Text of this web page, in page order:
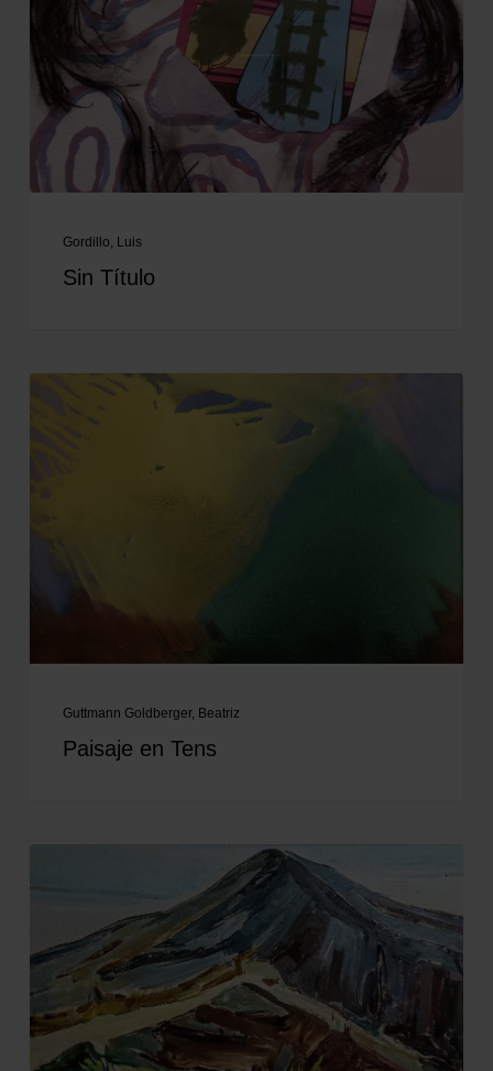
Gordillo, Luis
Sin Título
Guttmann Goldberger, Beatriz
Paisaje en Tens